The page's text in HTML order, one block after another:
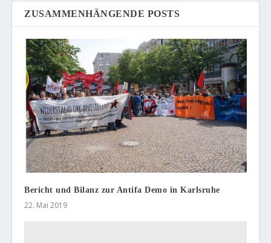
ZUSAMMENHÄNGENDE POSTS
Bericht und Bilanz zur Antifa Demo in Karlsruhe
22. Mai 2019